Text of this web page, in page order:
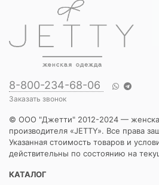
8-800-234-68-06
Заказать звонок
© ООО "Джетти" 2012-2024 —
производителя «JETTY». Все права
Указанная стоимость товаров и
действительны по состоянию на
КАТАЛОГ